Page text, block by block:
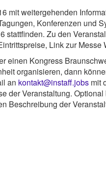
mit weitergehenden
Konferenzen und
stattfinden. Zu den
Link zur Messe
einen Kongress
organisieren, dann
an kontakt@instaff.jobs mit
der Veranstaltung.
Beschreibung der